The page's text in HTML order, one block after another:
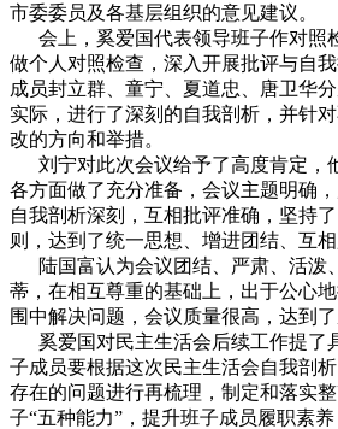
市委委员及各基层组织的意见建议。
会上，奚爱国代表领导班子作对照
做个人对照检查，深入开展批评与自
成员封立群、童宁、夏道忠、唐卫华
实际，进行了深刻的自我剖析，并针
改的方向和举措。
刘宁对此次会议给予了高度肯定，
各方面做了充分准备，会议主题明确
自我剖析深刻，互相批评准确，坚持
则，达到了统一思想、增进团结、互
陆国富认为会议团结、严肃、活泼
蒂，在相互尊重的基础上，出于公心
围中解决问题，会议质量很高，达到了
奚爱国对民主生活会后续工作提了
子成员要根据这次民主生活会自我剖
存在的问题进行再梳理，制定和落实
子“五种能力”，提升班子成员履职素